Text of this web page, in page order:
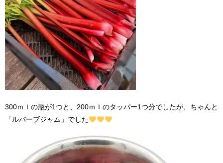
300ｍｌの瓶が1つと、200ｍｌのタッパー1つ分でしたが、ちゃんと
「ルバーブジャム」でした